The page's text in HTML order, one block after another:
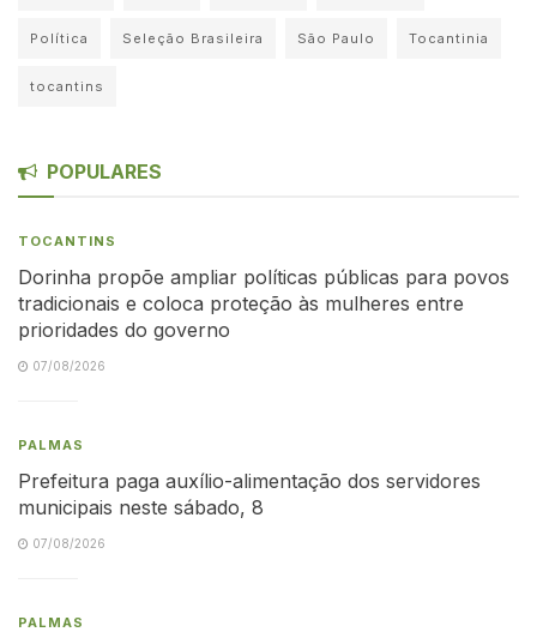
Política Seleção Brasileira São Paulo Tocantinia
tocantins
POPULARES
TOCANTINS
Dorinha propõe ampliar políticas públicas para povos
tradicionais e coloca proteção às mulheres entre
prioridades do governo
07/08/2026
PALMAS
Prefeitura paga auxílio-alimentação dos servidores
municipais neste sábado, 8
07/08/2026
PALMAS